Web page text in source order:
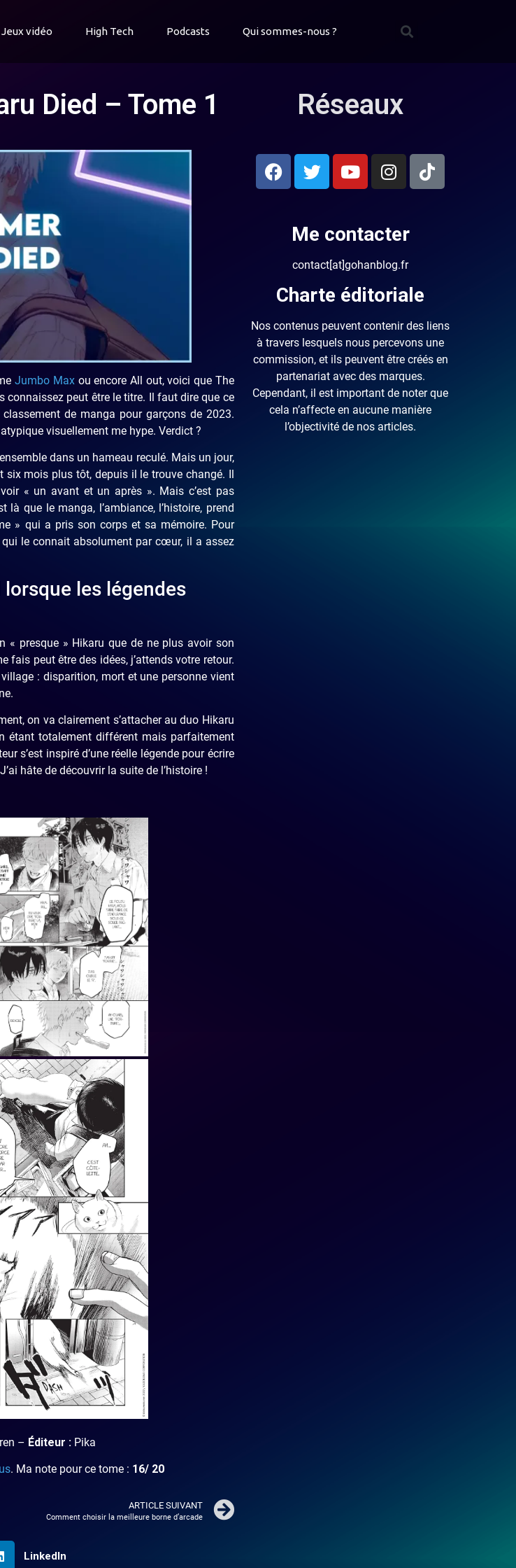
Jeux vidéo High Tech Podcasts Qui sommes-nous ?
Died – Tome 1
Jumbo Maxou encore All out, voici que The
connaissez peut être le titre. Il faut dire que ce
de manga pour garçons de 2023.
visuellement me hype. Verdict ?
dans un hameau reculé. Mais un jour,
mois plus tôt, depuis il le trouve changé. Il
« un avant et un après ». Mais c’est pas
là que le manga, l’ambiance, l’histoire, prend
» qui a pris son corps et sa mémoire. Pour
le connait absolument par cœur, il a assez
les légendes
« presque » Hikaru que de ne plus avoir son
fais peut être des idées, j’attends votre retour.
: disparition, mort et une personne vient
on va clairement s’attacher au duo Hikaru
étant totalement différent mais parfaitement
s’est inspiré d’une réelle légende pour écrire
hâte de découvrir la suite de l’histoire !
– Éditeur : Pika
. Ma note pour ce tome : 16/ 20
ARTICLE SUIVANT
Comment choisir la meilleure borne d’arcade
LinkedIn
Réseaux
Me contacter
contact[at]gohanblog.fr
Charte éditoriale
Nos contenus peuvent contenir des liens
à travers lesquels nous percevons une
commission, et ils peuvent être créés en
partenariat avec des marques.
Cependant, il est important de noter que
cela n’affecte en aucune manière
l’objectivité de nos articles.